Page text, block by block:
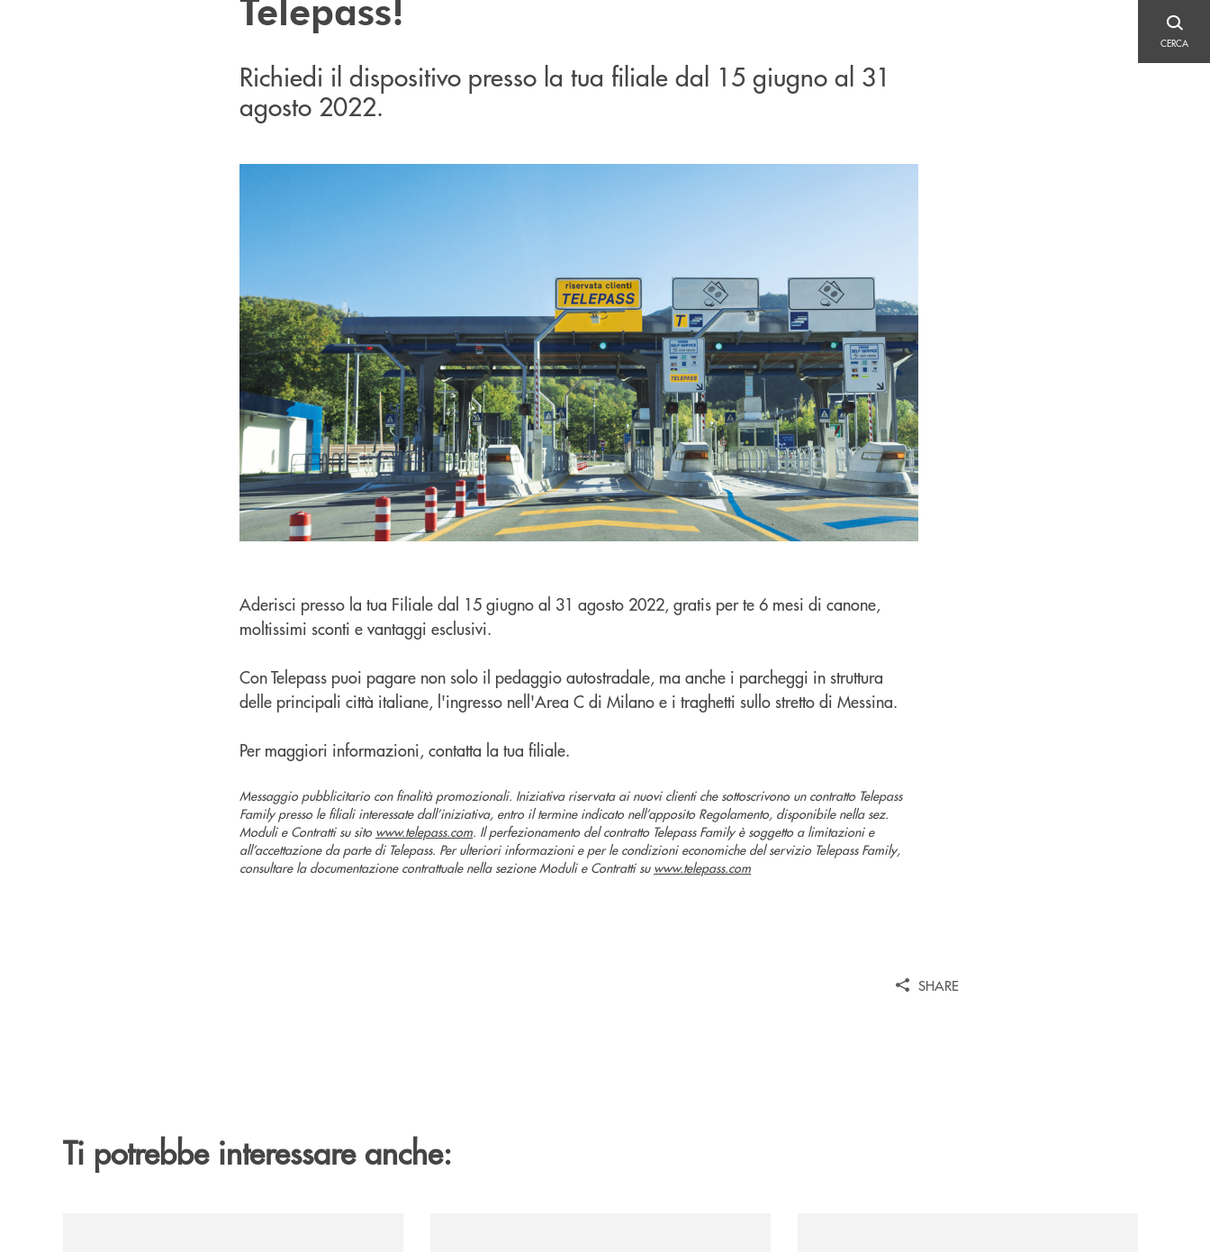
CERCA
Richiedi il dispositivo presso la tua filiale dal 15 giugno al 31
agosto 2022.
Aderisci presso la tua Filiale dal 15 giugno al 31 agosto 2022, gratis per te 6 mesi di canone,
moltissimi sconti e vantaggi esclusivi.
Con Telepass puoi pagare non solo il pedaggio autostradale, ma anche i parcheggi in struttura
delle principali città italiane, l'ingresso nell'Area C di Milano e i traghetti sullo stretto di Messina.
Per maggiori informazioni, contatta la tua filiale.
Messaggio pubblicitario con finalità promozionali. Iniziativa riservata ai nuovi clienti che sottoscrivono un contratto Telepass
Family presso le filiali interessate dall’iniziativa, entro il termine indicato nell’apposito Regolamento, disponibile nella sez.
Moduli e Contratti su sito www.telepass.com. Il perfezionamento del contratto Telepass Family è soggetto a limitazioni e
all’accettazione da parte di Telepass. Per ulteriori informazioni e per le condizioni economiche del servizio Telepass Family,
consultare la documentazione contrattuale nella sezione Moduli e Contratti su www.telepass.com
SHARE
Ti potrebbe interessare anche: